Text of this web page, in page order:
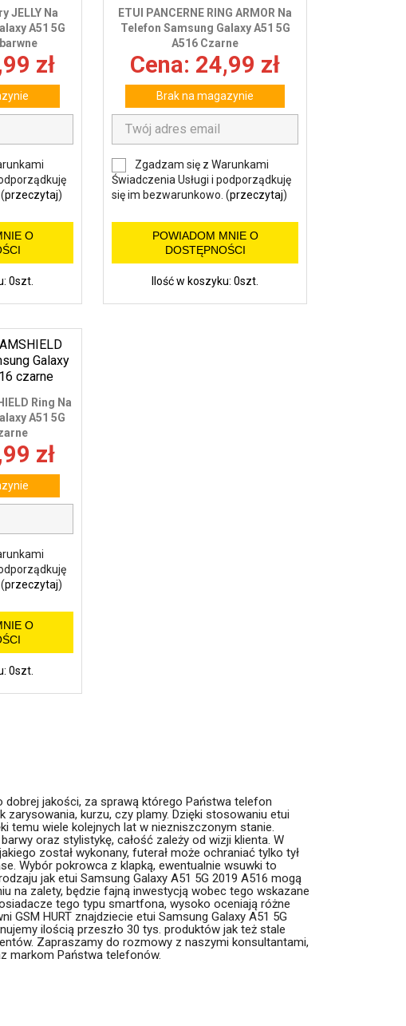
JELLY Na
A51 5G
zł
przeczytaj)
O
0szt.
ETUI PANCERNE RING ARMOR Na
Telefon Samsung Galaxy A51 5G
A516 Czarne
Cena: 24,99 zł
Brak na magazynie
Zgadzam się z Warunkami
Świadczenia Usługi i podporządkuję
się im bezwarunkowo. (przeczytaj)
POWIADOM MNIE O
DOSTĘPNOŚCI
Ilość w koszyku: 0szt.
Ring Na
A51 5G
zł
przeczytaj)
O
0szt.
dobrej jakości, za sprawą którego Państwa telefon
kurzu, czy plamy. Dzięki stosowaniu etui
temu wiele kolejnych lat w niezniszczonym stanie.
oraz stylistykę, całość zależy od wizji klienta. W
został wykonany, futerał może ochraniać tylko tył
Wybór pokrowca z klapką, ewentualnie wsuwki to
jak etui Samsung Galaxy A51 5G 2019 A516 mogą
na zalety, będzie fajną inwestycją wobec tego wskazane
tego typu smartfona, wysoko oceniają różne
HURT znajdziecie etui Samsung Galaxy A51 5G
ilością przeszło 30 tys. produktów jak też stale
Zapraszamy do rozmowy z naszymi konsultantami,
markom Państwa telefonów.